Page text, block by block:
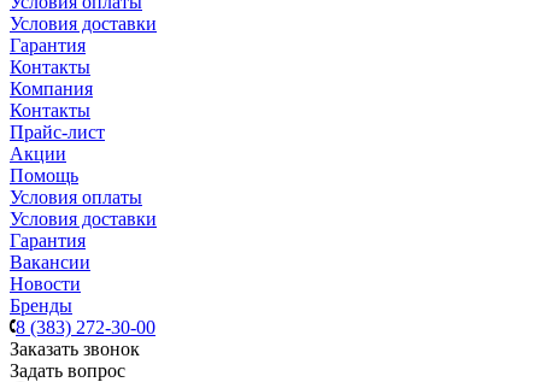
Условия доставки
Гарантия
Контакты
Компания
Контакты
Прайс-лист
Акции
Помощь
Условия оплаты
Условия доставки
Гарантия
Вакансии
Новости
Бренды
8 (383) 272-30-00
Заказать звонок
Задать вопрос